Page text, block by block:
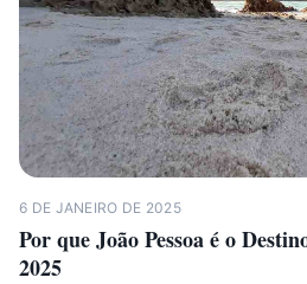
6 DE JANEIRO DE 2025
Por que João Pessoa é o
2025